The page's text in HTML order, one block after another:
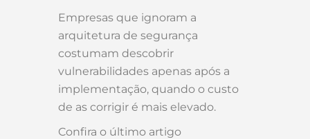
Empresas que ignoram a
arquitetura de segurança
costumam descobrir
vulnerabilidades apenas após a
implementação, quando o custo
de as corrigir é mais elevado.
Confira o último artigo